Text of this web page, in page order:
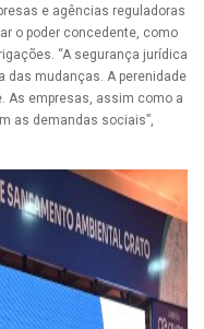
e agências reguladoras
o poder concedente, como
“A segurança jurídica
das mudanças. A perenidade
As empresas, assim como a
as demandas sociais”,